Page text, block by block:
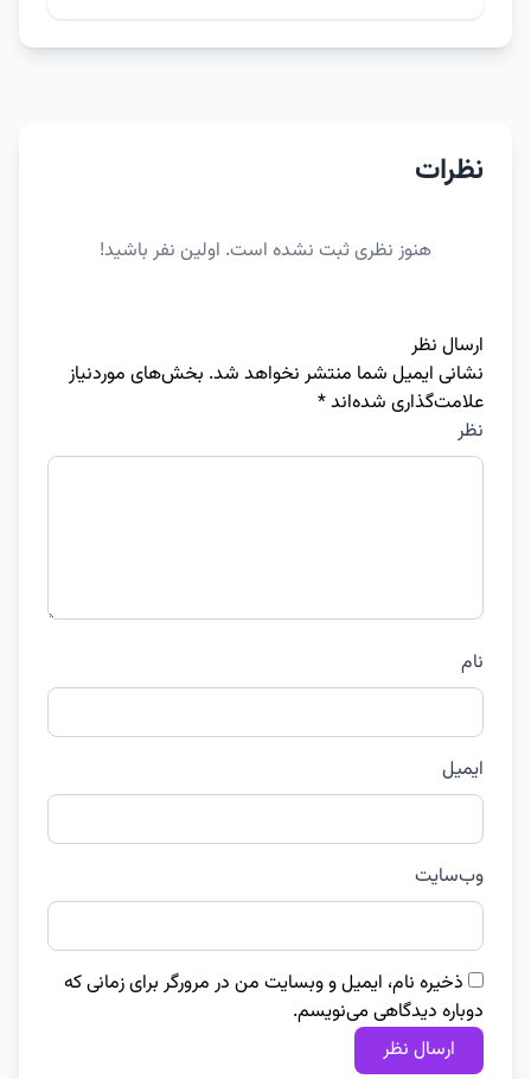
نظرات
هنوز نظری ثبت نشده است. اولین نفر باشید!
ارسال نظر
نشانی ایمیل شما منتشر نخواهد شد. بخش‌های موردنیاز
علامت‌گذاری شده‌اند*
نظر
نام
ایمیل
وب‌سایت
ذخیره نام، ایمیل و وبسایت من در مرورگر برای زمانی که
دوباره دیدگاهی می‌نویسم.